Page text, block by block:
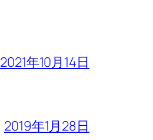
2021年10月14日
2019年1月28日